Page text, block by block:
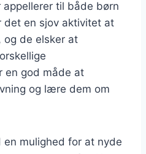
til både børn
det en sjov aktivitet at
og de elsker at
en god måde at
og lære dem om
en mulighed for at nyde